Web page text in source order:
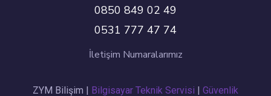
0850 849 02 49
0531 777 47 74
İletişim Numaralarımız
ZYM Bilişim | Bilgisayar Teknik Servisi | Güvenlik